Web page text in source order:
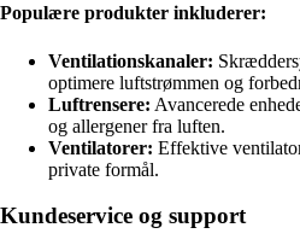
Populære produkter inkluderer:
Ventilationskanaler:
optimere luftstrømmen og
Luftrensere: Avancerede
og allergener fra luften.
Ventilatorer: Effektive
private formål.
Kundeservice og support